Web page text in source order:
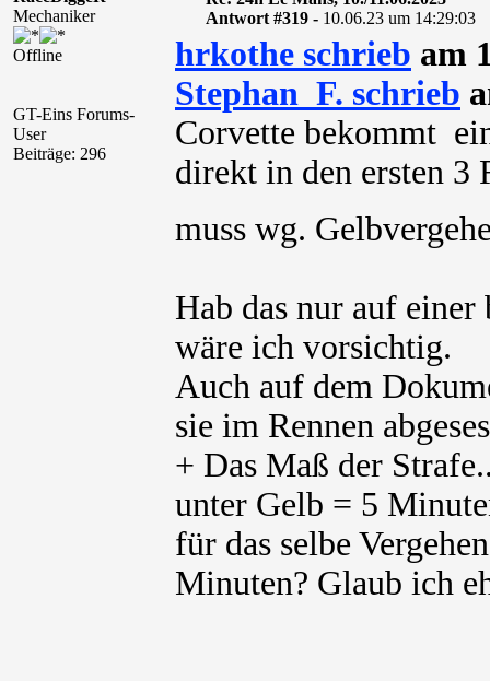
Mechaniker
Offline
GT-Eins Forums-
User
Beiträge: 296
Antwort #319 - 10.06.23 um 14:29:03
hrkothe schrieb am
Stephan_F. schrieb
Corvette bekommt
direkt in den ersten 3
muss wg.
Hab das nur auf einer
wäre ich vorsichtig.
Auch auf dem
sie im Rennen
+ Das Maß der
unter Gelb = 5
für das selbe
Minuten? Glaub ich